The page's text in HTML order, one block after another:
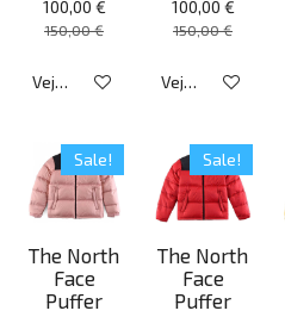
100,00 €
150,00 €
Veja detalhes
100,00 €
150,00 €
Veja detalhes
Sale!
The North
Face
Puffer
Sale!
The North
Face
Puffer